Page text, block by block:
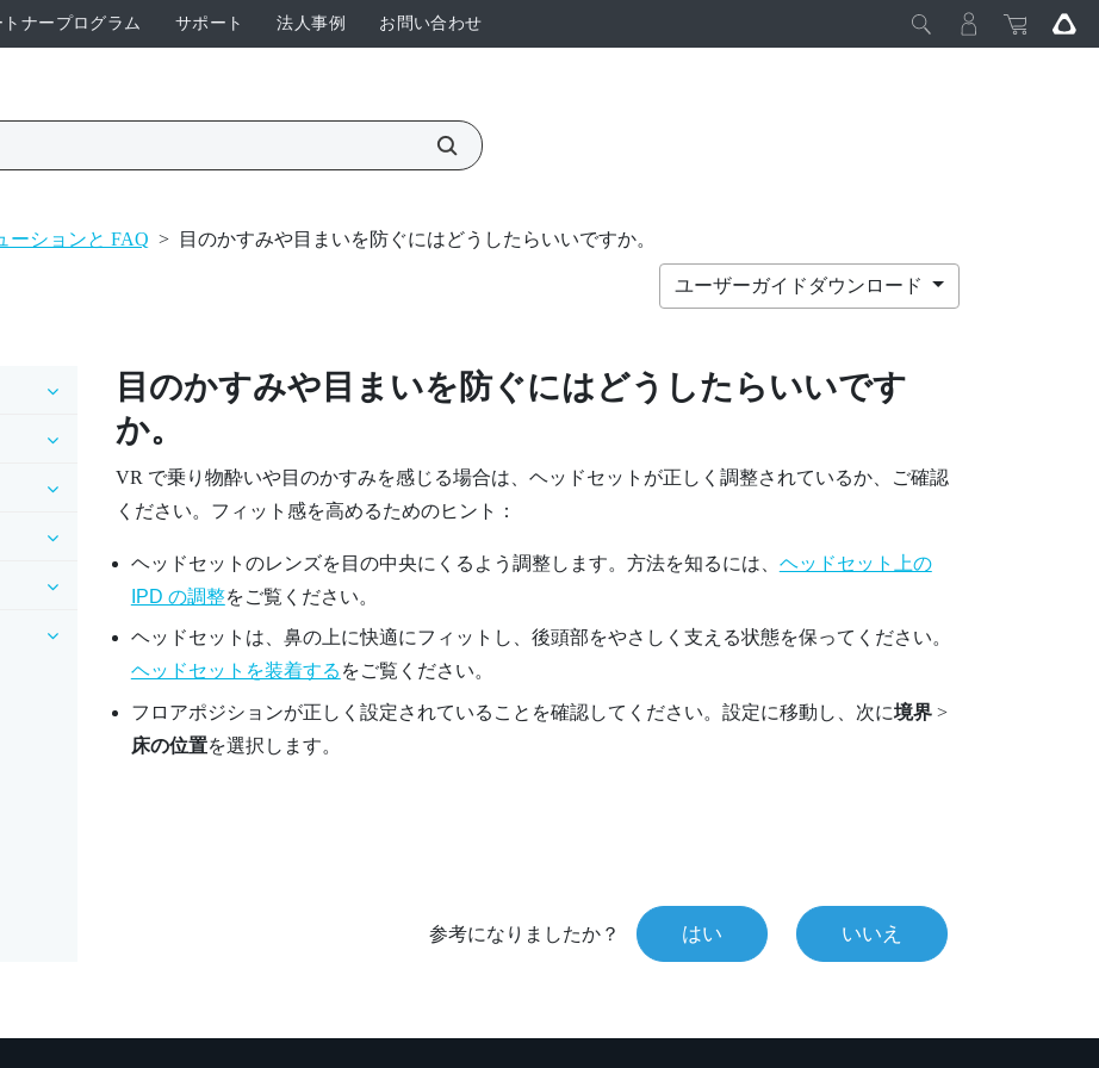
トナープログラム サポート 法人事例 お問い合わせ
ーションと FAQ > 目のかすみや目まいを防ぐにはどうしたらいいですか。
ユーザーガイドダウンロード
目のかすみや目まいを防ぐにはどうしたらいいです
か。
VR で乗り物酔いや目のかすみを感じる場合は、ヘッドセットが正しく調整されているか、ご確認
ください。フィット感を高めるためのヒント：
ヘッドセットのレンズを目の中央にくるよう調整します。方法を知るには、 ヘッドセット上の
IPD の調整をご覧ください。
ヘッドセットは、鼻の上に快適にフィットし、後頭部をやさしく支える状態を保ってください。
ヘッドセットを装着する をご覧ください。
フロアポジションが正しく設定されていることを確認してください。設定に移動し、次に境界>
床の位置を選択します。
参考になりましたか？ はい いいえ